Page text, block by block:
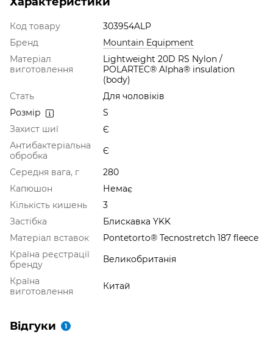
Код товару
303954ALP
Бренд
Mountain Equipment
Матеріал
виготовлення
Lightweight 20D RS Nylon /
POLARTEC® Alpha® insulation
(body)
Стать
Для чоловіків
Розмір
S
Захист шиї
Є
Антибактеріальна
обробка
Є
Середня вага, г
280
Капюшон
Немає
Кількість кишень
3
Застібка
Блискавка YKK
Матеріал вставок
Pontetorto® Tecnostretch 187 fleece
Країна реєстрації
бренду
Великобританія
Країна
виготовлення
Китай
Відгуки 1